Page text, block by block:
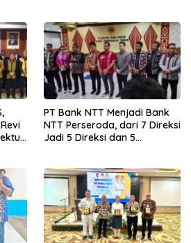
PT Bank NTT Menjadi Bank
NTT Perseroda, dari 7 Direksi
Jadi 5 Direksi dan 5